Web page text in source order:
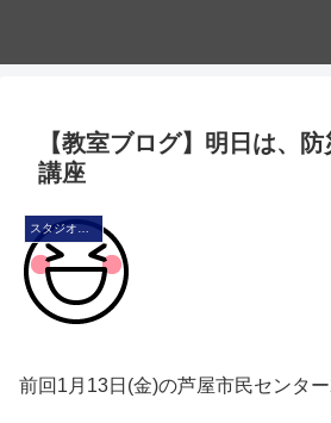
【教室ブログ】明日は、
講座
スタジオ・ブログ
前回1月13日(金)の芦屋市民センタ